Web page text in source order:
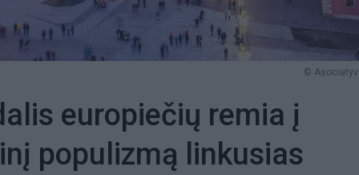
©
europiečių remia į
populizmą linkusias